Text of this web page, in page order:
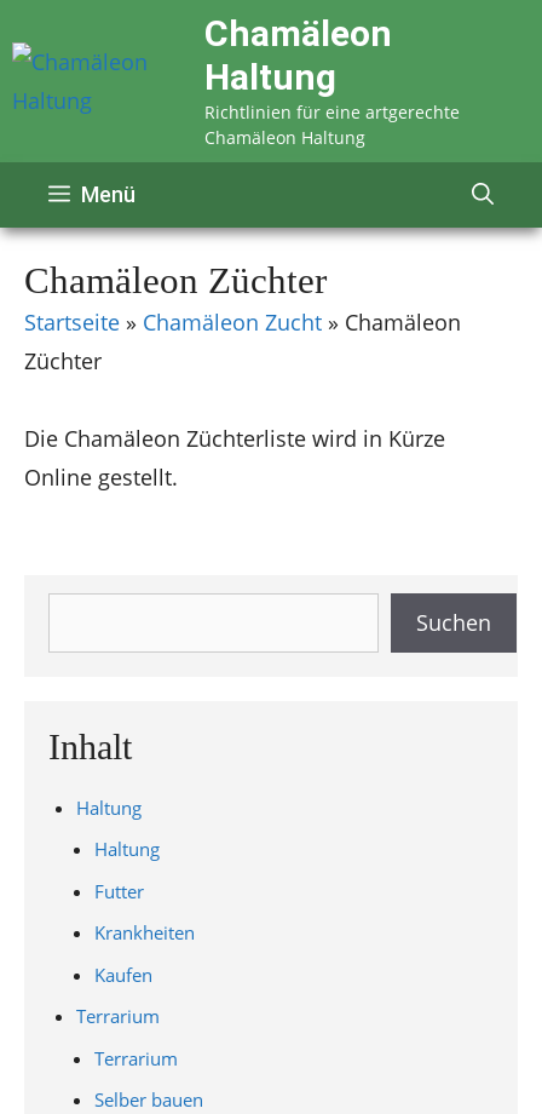
Inhalt
springen
Chamäleon
Haltung
Richtlinien für eine artgerechte
Chamäleon Haltung
Menü
Chamäleon Züchter
Startseite » Chamäleon Zucht » Chamäleon
Züchter
Die Chamäleon Züchterliste wird in Kürze
Online gestellt.
Suchen
Inhalt
Haltung
Haltung
Futter
Krankheiten
Kaufen
Terrarium
Terrarium
Selber bauen